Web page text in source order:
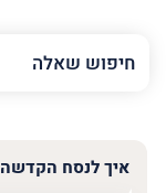
השם
שלך
איך לנסח הקדשה